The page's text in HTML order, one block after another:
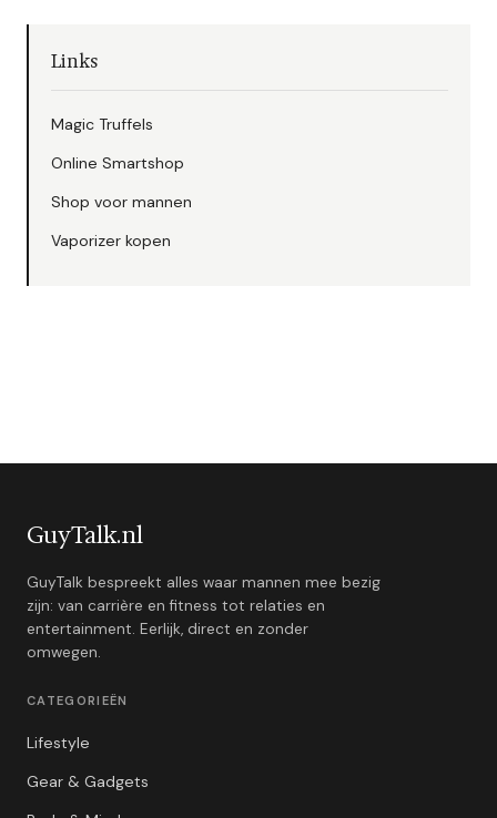
Links
Magic Truffels
Online Smartshop
Shop voor mannen
Vaporizer kopen
GuyTalk.nl
GuyTalk bespreekt alles waar mannen mee bezig
zijn: van carrière en fitness tot relaties en
entertainment. Eerlijk, direct en zonder
omwegen.
CATEGORIEËN
Lifestyle
Gear & Gadgets